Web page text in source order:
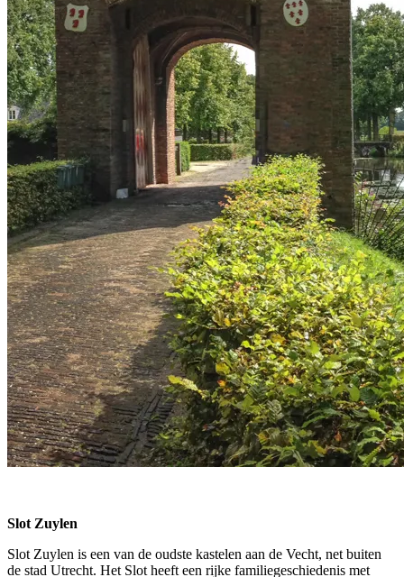
Slot Zuylen
Slot Zuylen is een van de oudste kastelen aan de Vecht, net buiten
de stad Utrecht. Het Slot heeft een rijke familiegeschiedenis met